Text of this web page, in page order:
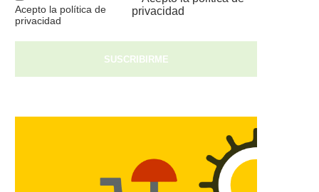
Acepto la política de
privacidad
privacidad